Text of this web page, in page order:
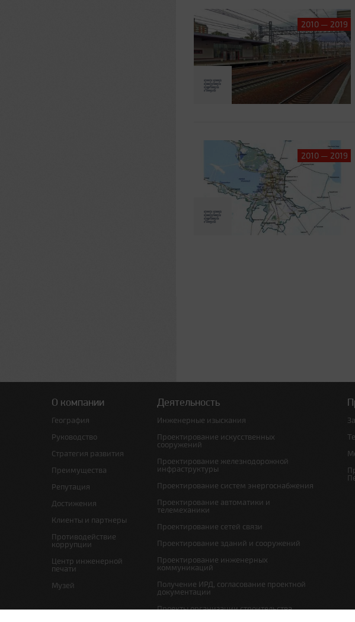
2010 — 2019
2010 — 2019
О компании
География
Руководство
Стратегия развития
Преимущества
Репутация
Достижения
Клиенты и партнеры
Противодействие
коррупции
Центр инженерной
печати
Музей
Деятельность
Инженерные изыскания
Проектирование искусственных
сооружений
Проектирование железнодорожной
инфраструктуры
Проектирование систем энергоснабжения
Проектирование автоматики и
телемеханики
Проектирование сетей связи
Проектирование зданий и сооружений
Проектирование инженерных
коммуникаций
Получение ИРД, согласование проектной
документации
Проекты организации строительства,